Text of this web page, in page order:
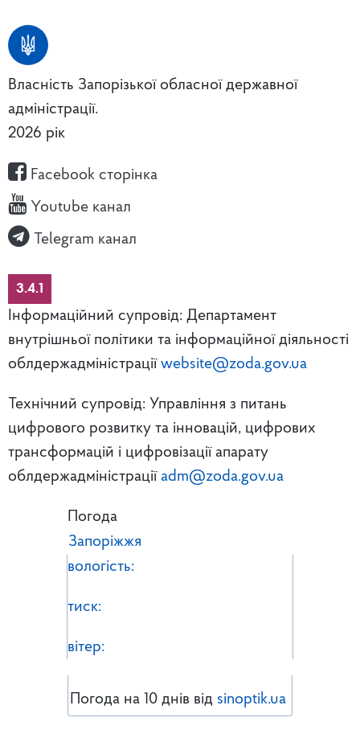
Власність Запорізької обласної державної
адміністрації.
2026 рік
Facebook сторінка
Youtube канал
Telegram канал
3.4.1
Інформаційний супровід: Департамент
внутрішньої політики та інформаційної діяльності
облдержадміністрації website@zoda.gov.ua
Технічний супровід: Управління з питань
цифрового розвитку та інновацій, цифрових
трансформацій і цифровізації апарату
облдержадміністрації adm@zoda.gov.ua
Погода
Запоріжжя
вологість:
тиск:
вітер:
Погода на 10 днів від sinoptik.ua